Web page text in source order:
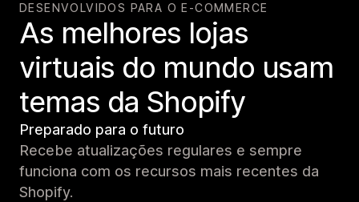
DESENVOLVIDOS PARA O E-COMMERCE
As melhores lojas
virtuais do mundo usam
temas da Shopify
Preparado para o futuro
Recebe atualizações regulares e sempre
funciona com os recursos mais recentes da
Shopify.